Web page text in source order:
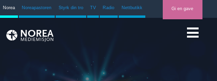
Norea Noreapastoren Styrk din tro TV Radio Nettbutikk Gi en gave